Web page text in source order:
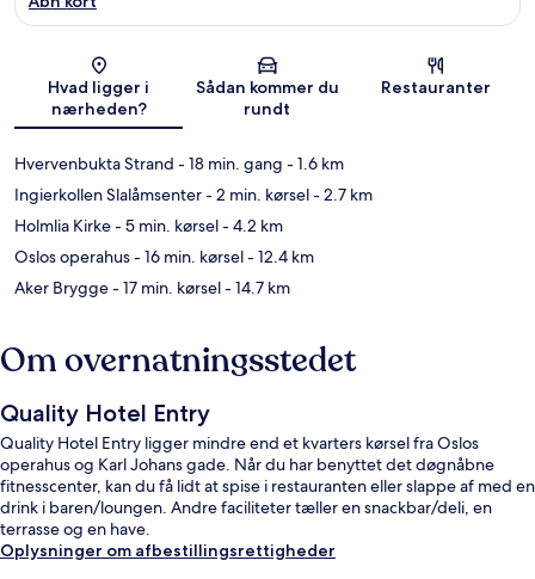
Kort
Hvad ligger i
nærheden?
Sådan kommer du
rundt
Restauranter
Hvervenbukta Strand - 18 min. gang - 1.6 km
Ingierkollen Slalåmsenter- 2 min. kørsel- 2.7 km
Holmlia Kirke- 5 min. kørsel- 4.2 km
Oslos operahus- 16 min. kørsel- 12.4 km
Aker Brygge- 17 min. kørsel- 14.7 km
Om overnatningsstedet
Quality Hotel Entry
Quality Hotel Entry ligger mindre end et kvarters kørsel fra Oslos
operahus og Karl Johans gade. Når du har benyttet det døgnåbne
fitnesscenter, kan du få lidt at spise i restauranten eller slappe af med en
drink i baren/loungen. Andre faciliteter tæller en snackbar/deli, en
terrasse og en have.
Oplysninger om afbestillingsrettigheder